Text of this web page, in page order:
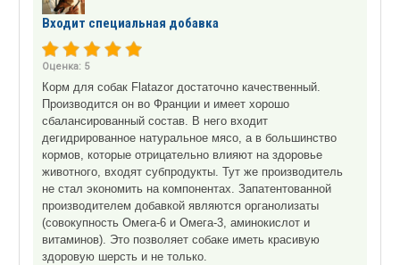
Входит специальная добавка
Оценка: 5
Корм для собак Flatazor достаточно качественный.
Производится он во Франции и имеет хорошо
сбалансированный состав. В него входит
дегидрированное натуральное мясо, а в большинство
кормов, которые отрицательно влияют на здоровье
животного, входят субпродукты. Тут же производитель
не стал экономить на компонентах. Запатентованной
производителем добавкой являются органолизаты
(совокупность Омега-6 и Омега-3, аминокислот и
витаминов). Это позволяет собаке иметь красивую
здоровую шерсть и не только.